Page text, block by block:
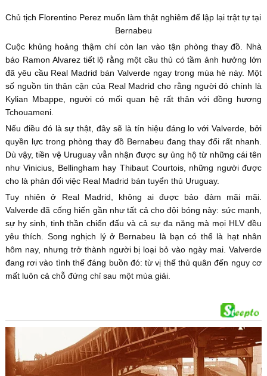
Chủ tịch Florentino Perez muốn làm thật nghiêm để lập lại trật tự tại
Bernabeu
Cuộc khủng hoảng thậm chí còn lan vào tận phòng thay đồ. Nhà
báo Ramon Alvarez tiết lộ rằng một cầu thủ có tầm ảnh hưởng lớn
đã yêu cầu Real Madrid bán Valverde ngay trong mùa hè này. Một
số nguồn tin thân cận của Real Madrid cho rằng người đó chính là
Kylian Mbappe, người có mối quan hệ rất thân với đồng hương
Tchouameni.
Nếu điều đó là sự thật, đây sẽ là tín hiệu đáng lo với Valverde, bởi
quyền lực trong phòng thay đồ Bernabeu đang thay đổi rất nhanh.
Dù vậy, tiền vệ Uruguay vẫn nhận được sự ủng hộ từ những cái tên
như Vinicius, Bellingham hay Thibaut Courtois, những người được
cho là phản đối việc Real Madrid bán tuyển thủ Uruguay.
Tuy nhiên ở Real Madrid, không ai được bảo đảm mãi mãi.
Valverde đã cống hiến gần như tất cả cho đội bóng này: sức mạnh,
sự hy sinh, tinh thần chiến đấu và cả sự đa năng mà mọi HLV đều
yêu thích. Song nghịch lý ở Bernabeu là bạn có thể là hạt nhân
hôm nay, nhưng trở thành người bị loại bỏ vào ngày mai. Valverde
đang rơi vào tình thế đáng buồn đó: từ vị thế thủ quân đến nguy cơ
mất luôn cả chỗ đứng chỉ sau một mùa giải.